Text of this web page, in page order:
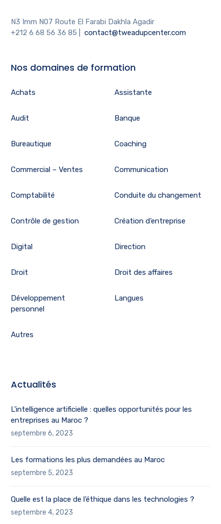
N3 Imm N07 Route El Farabi Dakhla Agadir
+212 6 68 56 36 85
|contact@tweadupcenter.com
Nos domaines de formation
Achats Assistante
Audit Banque
Bureautique Coaching
Commercial – Ventes Communication
Comptabilité Conduite du changement
Contrôle de gestion Création d’entreprise
Digital Direction
Droit Droit des affaires
Développement
personnel
Langues
Autres
Actualités
L’intelligence artificielle : quelles opportunités pour les
entreprises au Maroc ?
septembre 6, 2023
Les formations les plus demandées au Maroc
septembre 5, 2023
Quelle est la place de l’éthique dans les technologies ?
septembre 4, 2023